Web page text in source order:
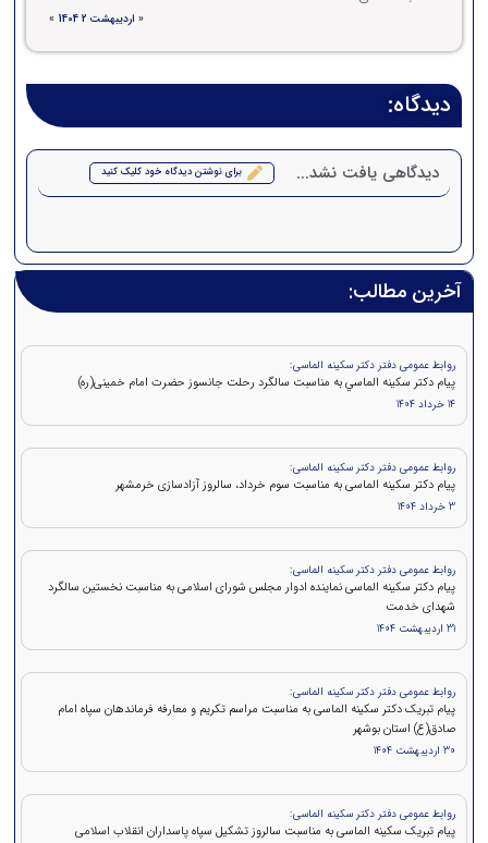
« اردیبهشت 2 1404 »
دیدگاه:
دیدگاهی یافت نشد... برای نوشتن دیدگاه خود کلیک کنید
آخرین مطالب:
روابط عمومی دفتر دکتر سکینه الماسی:
پيام دکتر سكينه الماسي به مناسبت سالگرد رحلت جانسوز حضرت امام خمينی(ره)
14 خرداد 1404
روابط عمومی دفتر دکتر سکینه الماسی:
پیام دکتر سکینه الماسی به مناسبت سوم خرداد، سالروز آزادسازی خرمشهر
3 خرداد 1404
روابط عمومی دفتر دکتر سکینه الماسی:
پیام دکتر سکینه الماسی نماینده ادوار مجلس شورای اسلامی به مناسبت نخستین سالگرد
شهدای خدمت
31 اردیبهشت 1404
روابط عمومی دفتر دکتر سکینه الماسی:
پیام تبریک دکتر سکینه الماسی به مناسبت مراسم تکریم و معارفه فرماندهان سپاه امام
صادق(ع) استان بوشهر
30 اردیبهشت 1404
روابط عمومی دفتر دکتر سکینه الماسی:
پیام تبریک سکینه الماسی به مناسبت سالروز تشکیل سپاه پاسداران انقلاب اسلامی